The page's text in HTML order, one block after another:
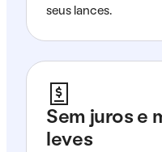
seus lances.
Sem juros e
leves